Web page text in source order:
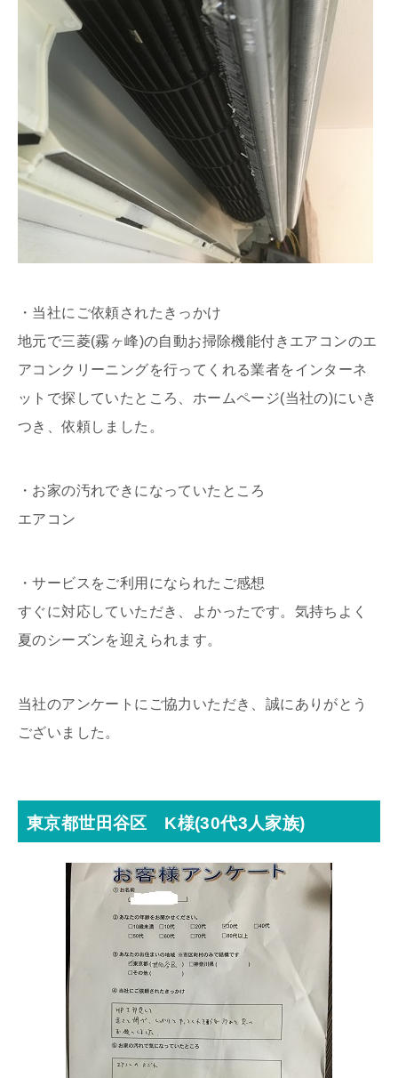
・当社にご依頼されたきっかけ
地元で三菱(霧ヶ峰)の自動お掃除機能付きエアコンのエ
アコンクリーニングを行ってくれる業者をインターネ
ットで探していたところ、ホームページ(当社の)にいき
つき、依頼しました。
・お家の汚れできになっていたところ
エアコン
・サービスをご利用になられたご感想
すぐに対応していただき、よかったです。気持ちよく
夏のシーズンを迎えられます。
当社のアンケートにご協力いただき、誠にありがとう
ございました。
東京都世田谷区 K様(30代3人家族)